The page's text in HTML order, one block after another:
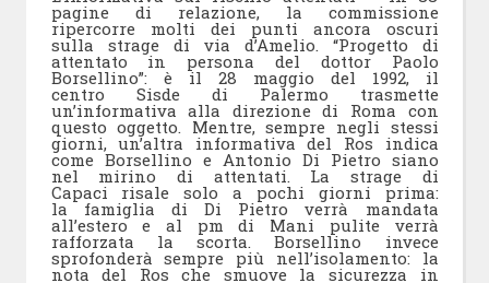
pagine di relazione, la commissione
ripercorre molti dei punti ancora oscuri
sulla strage di via d’Amelio. “Progetto di
attentato in persona del dottor Paolo
Borsellino”: è il 28 maggio del 1992, il
centro Sisde di Palermo trasmette
un’informativa alla direzione di Roma con
questo oggetto. Mentre, sempre negli stessi
giorni, un’altra informativa del Ros indica
come Borsellino e Antonio Di Pietro siano
nel mirino di attentati. La strage di
Capaci risale solo a pochi giorni prima:
la famiglia di Di Pietro verrà mandata
all’estero e al pm di Mani pulite verrà
rafforzata la scorta. Borsellino invece
sprofonderà sempre più nell’isolamento: la
nota del Ros che smuove la sicurezza in